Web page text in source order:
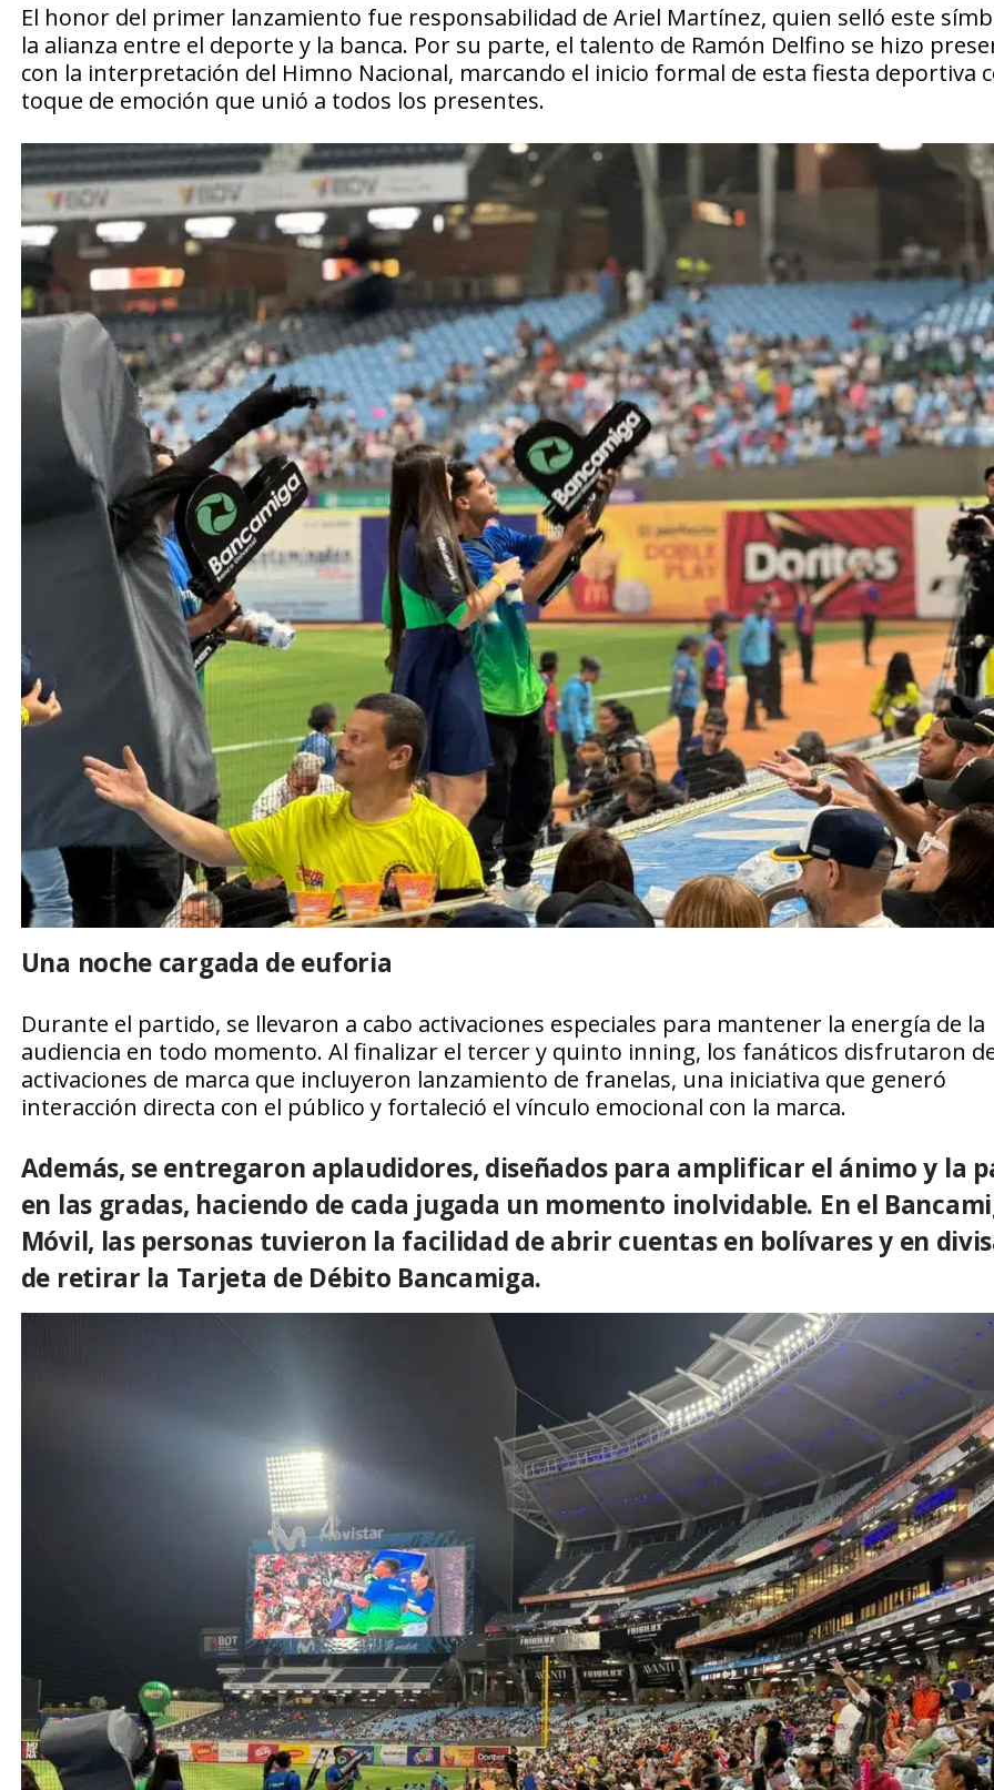
El honor del primer lanzamiento fue responsabilidad de Ariel Martínez, quien selló este
la alianza entre el deporte y la banca. Por su parte, el talento de Ramón Delfino se hizo
con la interpretación del Himno Nacional, marcando el inicio formal de esta fiesta deportiva
toque de emoción que unió a todos los presentes.
Una noche cargada de euforia
Durante el partido, se llevaron a cabo activaciones especiales para mantener la energía de la
audiencia en todo momento. Al finalizar el tercer y quinto inning, los fanáticos disfrutaron
activaciones de marca que incluyeron lanzamiento de franelas, una iniciativa que generó
interacción directa con el público y fortaleció el vínculo emocional con la marca.
Además, se entregaron aplaudidores, diseñados para amplificar el ánimo y la
en las gradas, haciendo de cada jugada un momento inolvidable. En el
Móvil, las personas tuvieron la facilidad de abrir cuentas en bolívares y en
de retirar la Tarjeta de Débito Bancamiga.